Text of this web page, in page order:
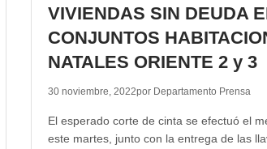
VIVIENDAS SIN DEUDA
CONJUNTOS
NATALES ORIENTE 2 y 3
30 noviembre, 2022por Departamento Prensa
El esperado corte de cinta se efectuó el
este martes, junto con la entrega de las